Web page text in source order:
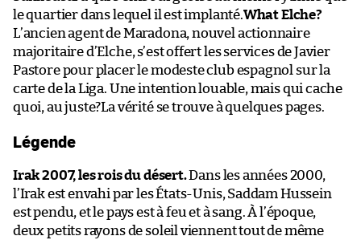
le quartier dans lequel il est implanté.What Elche?
L’ancien agent de Maradona, nouvel actionnaire
majoritaire d’Elche, s’est offert les services de Javier
Pastore pour placer le modeste club espagnol sur la
carte de la Liga. Une intention louable, mais qui cache
quoi, au juste?La vérité se trouve à quelques pages.
Légende
Irak 2007, les rois du désert.Dans les années 2000,
l’Irak est envahi par les États-Unis, Saddam Hussein
est pendu, et le pays est à feu et à sang. À l’époque,
deux petits rayons de soleil viennent tout de même